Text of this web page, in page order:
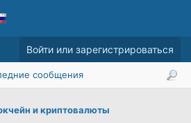
и криптовалюты
сообщения
Войти или зарегистрироваться